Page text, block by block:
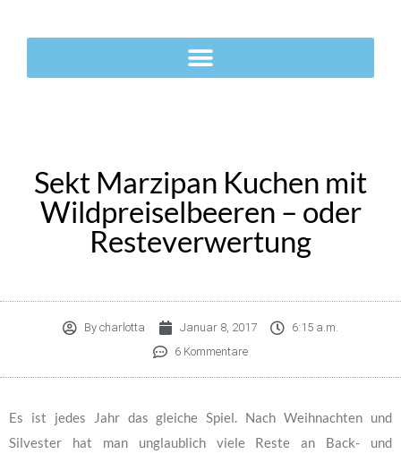
Sekt Marzipan Kuchen mit
Wildpreiselbeeren – oder
Resteverwertung
By charlotta Januar 8, 2017
6:15 a.m.
6 Kommentare
Es ist jedes Jahr das gleiche Spiel. Nach Weihnachten und
Silvester hat man unglaublich viele Reste an Back- und